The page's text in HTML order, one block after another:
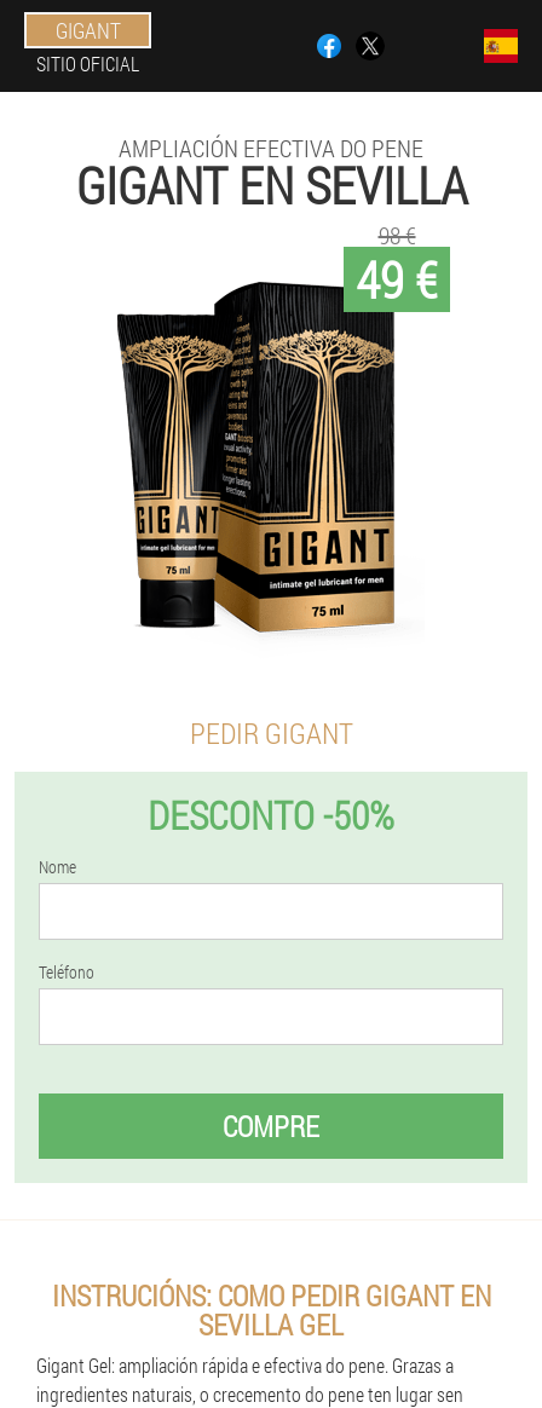
GIGANT
SITIO OFICIAL
AMPLIACIÓN EFECTIVA DO PENE
GIGANT EN SEVILLA
49 €
98 €
PEDIR GIGANT
DESCONTO -50%
Nome
Teléfono
COMPRE
INSTRUCIÓNS: COMO PEDIR GIGANT EN
SEVILLA GEL
Gigant Gel: ampliación rápida e efectiva do pene. Grazas a
ingredientes naturais, o crecemento do pene ten lugar sen